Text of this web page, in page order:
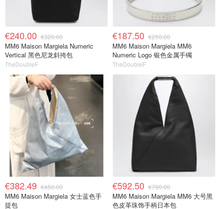
€240.00 €320.00
MM6 Maison Margiela Numeric
Vertical 黑色尼龙斜挎包
TheDoubleF
€187.50 €250.00
MM6 Maison Margiela MM6
Numeric Logo 银色金属手镯
TheDoubleF
€382.49 €450.00
MM6 Maison Margiela 女士蓝色手
提包
€592.50 €790.00
MM6 Maison Margiela MM6 大号黑
色皮革珠饰手柄日本包